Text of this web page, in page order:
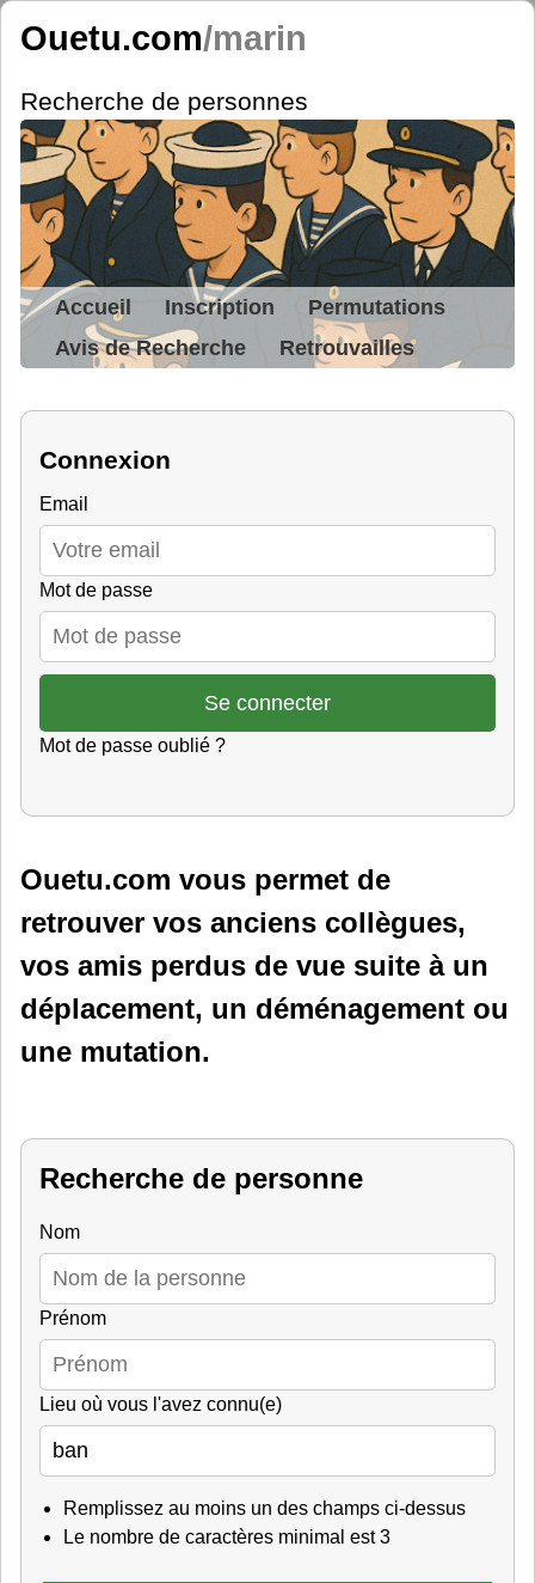
Ouetu.com/marin
Recherche de personnes
Accueil Inscription
Permutations
Avis de Recherche
Retrouvailles
Connexion
Email
Mot de passe
Mot de passe oublié ?
Ouetu.com vous permet de
retrouver vos anciens collègues,
vos amis perdus de vue suite à un
déplacement, un déménagement ou
une mutation.
Recherche de personne
Nom
Prénom
Lieu où vous l'avez connu(e)
Remplissez au moins un des champs ci-dessus
Le nombre de caractères minimal est 3